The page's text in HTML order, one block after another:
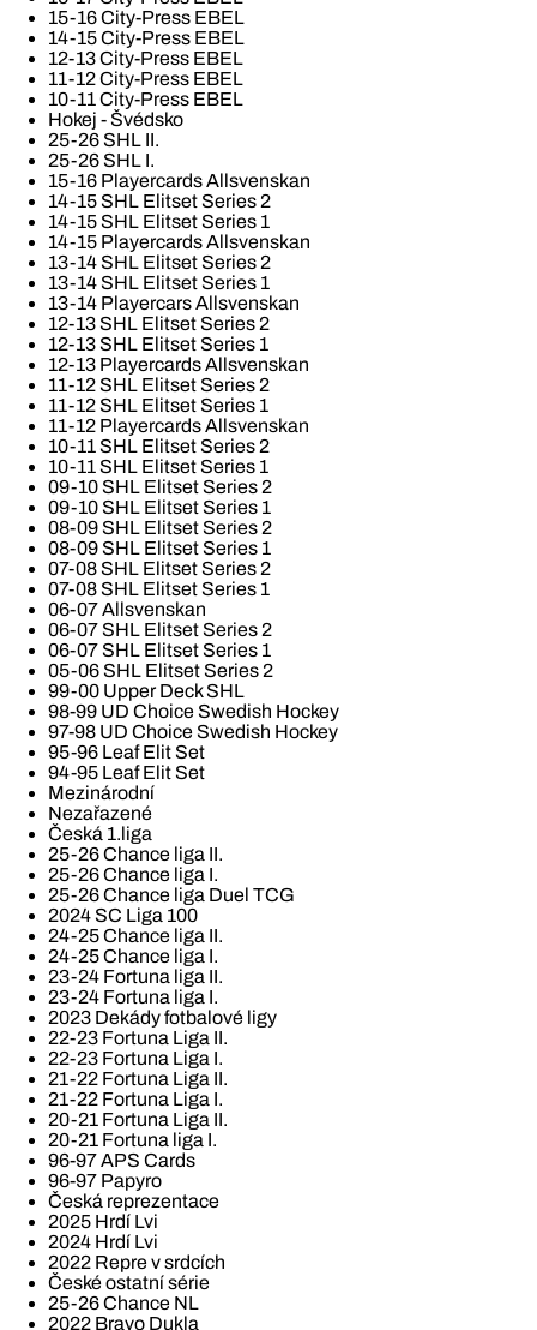
15-16 City-Press EBEL
14-15 City-Press EBEL
12-13 City-Press EBEL
11-12 City-Press EBEL
10-11 City-Press EBEL
Hokej - Švédsko
25-26 SHL II.
25-26 SHL I.
15-16 Playercards Allsvenskan
14-15 SHL Elitset Series 2
14-15 SHL Elitset Series 1
14-15 Playercards Allsvenskan
13-14 SHL Elitset Series 2
13-14 SHL Elitset Series 1
13-14 Playercars Allsvenskan
12-13 SHL Elitset Series 2
12-13 SHL Elitset Series 1
12-13 Playercards Allsvenskan
11-12 SHL Elitset Series 2
11-12 SHL Elitset Series 1
11-12 Playercards Allsvenskan
10-11 SHL Elitset Series 2
10-11 SHL Elitset Series 1
09-10 SHL Elitset Series 2
09-10 SHL Elitset Series 1
08-09 SHL Elitset Series 2
08-09 SHL Elitset Series 1
07-08 SHL Elitset Series 2
07-08 SHL Elitset Series 1
06-07 Allsvenskan
06-07 SHL Elitset Series 2
06-07 SHL Elitset Series 1
05-06 SHL Elitset Series 2
99-00 Upper Deck SHL
98-99 UD Choice Swedish Hockey
97-98 UD Choice Swedish Hockey
95-96 Leaf Elit Set
94-95 Leaf Elit Set
Mezinárodní
Nezařazené
Česká 1.liga
25-26 Chance liga II.
25-26 Chance liga I.
25-26 Chance liga Duel TCG
2024 SC Liga 100
24-25 Chance liga II.
24-25 Chance liga I.
23-24 Fortuna liga II.
23-24 Fortuna liga I.
2023 Dekády fotbalové ligy
22-23 Fortuna Liga II.
22-23 Fortuna Liga I.
21-22 Fortuna Liga II.
21-22 Fortuna Liga I.
20-21 Fortuna Liga II.
20-21 Fortuna liga I.
96-97 APS Cards
96-97 Papyro
Česká reprezentace
2025 Hrdí Lvi
2024 Hrdí Lvi
2022 Repre v srdcích
České ostatní série
25-26 Chance NL
2022 Bravo Dukla